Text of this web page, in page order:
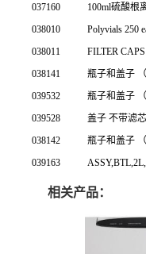
037160
100ml硫酸根
038010
Polyvials 250
038011
FILTER
038141
瓶子和盖子
039532
瓶子和盖子
039528
盖子 不带滤芯
038142
瓶子和盖子
039163
相关产品：